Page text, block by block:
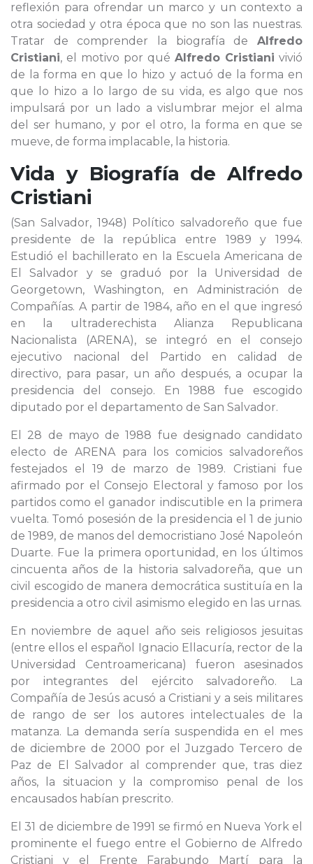
reflexión para ofrendar un marco y un contexto a
otra sociedad y otra época que no son las nuestras.
Tratar de comprender la biografía de Alfredo
Cristiani, el motivo por qué Alfredo Cristiani vivió
de la forma en que lo hizo y actuó de la forma en
que lo hizo a lo largo de su vida, es algo que nos
impulsará por un lado a vislumbrar mejor el alma
del ser humano, y por el otro, la forma en que se
mueve, de forma implacable, la historia.
Vida y Biografía de Alfredo
Cristiani
(San Salvador, 1948) Político salvadoreño que fue
presidente de la república entre 1989 y 1994.
Estudió el bachillerato en la Escuela Americana de
El Salvador y se graduó por la Universidad de
Georgetown, Washington, en Administración de
Compañías. A partir de 1984, año en el que ingresó
en la ultraderechista Alianza Republicana
Nacionalista (ARENA), se integró en el consejo
ejecutivo nacional del Partido en calidad de
directivo, para pasar, un año después, a ocupar la
presidencia del consejo. En 1988 fue escogido
diputado por el departamento de San Salvador.
El 28 de mayo de 1988 fue designado candidato
electo de ARENA para los comicios salvadoreños
festejados el 19 de marzo de 1989. Cristiani fue
afirmado por el Consejo Electoral y famoso por los
partidos como el ganador indiscutible en la primera
vuelta. Tomó posesión de la presidencia el 1 de junio
de 1989, de manos del democristiano José Napoleón
Duarte. Fue la primera oportunidad, en los últimos
cincuenta años de la historia salvadoreña, que un
civil escogido de manera democrática sustituía en la
presidencia a otro civil asimismo elegido en las urnas.
En noviembre de aquel año seis religiosos jesuitas
(entre ellos el español Ignacio Ellacuría, rector de la
Universidad Centroamericana) fueron asesinados
por integrantes del ejército salvadoreño. La
Compañía de Jesús acusó a Cristiani y a seis militares
de rango de ser los autores intelectuales de la
matanza. La demanda sería suspendida en el mes
de diciembre de 2000 por el Juzgado Tercero de
Paz de El Salvador al comprender que, tras diez
años, la situacion y la compromiso penal de los
encausados habían prescrito.
El 31 de diciembre de 1991 se firmó en Nueva York el
prominente el fuego entre el Gobierno de Alfredo
Cristiani y el Frente Farabundo Martí para la